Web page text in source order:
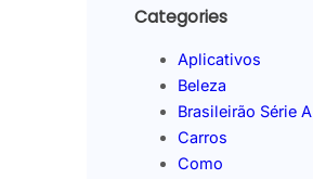
Categories
Aplicativos
Beleza
Brasileirão Série A
Carros
Como